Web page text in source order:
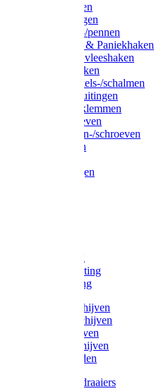
Sleutelringen
Gelaste ringen
Borgveren-/pennen
Musketons & Paniekhaken
S-haken & vleeshaken
Karabijnhaken
Noodschakels-/schalmen
Harp-/D-sluitingen
Staaldraadklemmen
Spanschroeven
Ringmoeren-/schroeven
Puntkousen
Aanlegringen
Voetketting
Scheepsketting
Victorketting
Afbraamschijven
Doorslijpschijven
Lamelschijven
Diamantschijven
Laselektroden
Schroevendraaiers